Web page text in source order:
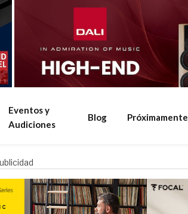
Eventos y
Audiciones
Blog Próximamente